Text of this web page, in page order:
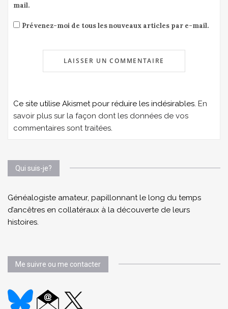
mail.
Prévenez-moi de tous les nouveaux articles par e-mail.
Ce site utilise Akismet pour réduire les indésirables. En
savoir plus sur la façon dont les données de vos
commentaires sont traitées.
Qui suis-je?
Généalogiste amateur, papillonnant le long du temps
d’ancêtres en collatéraux à la découverte de leurs
histoires.
Me suivre ou me contacter